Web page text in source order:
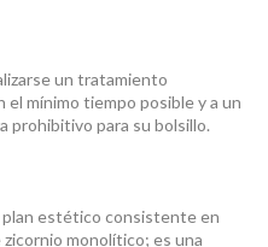
un tratamiento
mínimo tiempo posible y a un
prohibitivo para su bolsillo.
plan estético consistente en
monolítico; es una